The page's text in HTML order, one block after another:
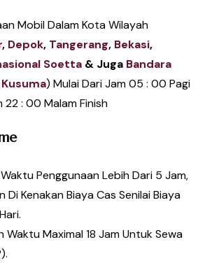
Mobil Dalam Kota Wilayah
, Depok, Tangerang, Bekasi,
Soetta & Juga Bandara
) Mulai Dari Jam 05 : 00 Pagi
22 : 00 Malam Finish
Penggunaan Lebih Dari 5 Jam,
Di Kenakan Biaya Cas Senilai Biaya
Waktu Maximal 18 Jam Untuk Sewa